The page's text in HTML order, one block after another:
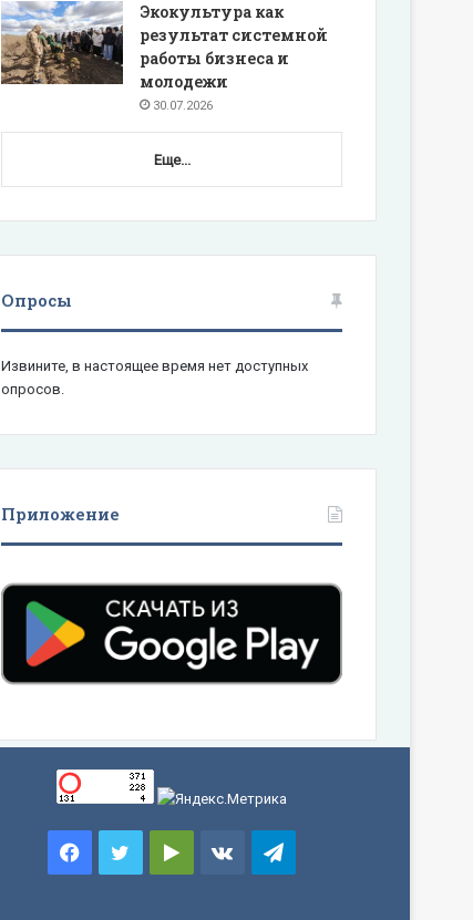
Экокультура как
результат системной
работы бизнеса и
молодежи
30.07.2026
Еще...
Опросы
Извините, в настоящее время нет доступных
опросов.
Приложение
FacebookTwitterGooglevk.comTelegram